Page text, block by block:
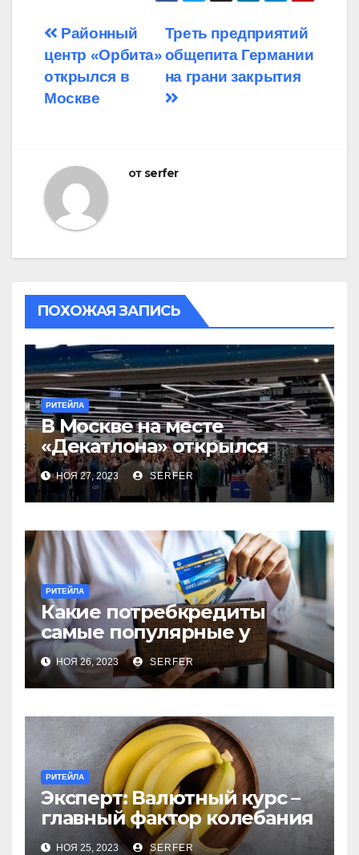
Навигация
по
записям
Треть предприятий
общепита Германии
на грани закрытия
Районный
центр «Орбита»
открылся в
Москве
от serfer
ПОХОЖАЯ ЗАПИСЬ
РИТЕЙЛА
В Москве на месте
«Декатлона» открылся
первый Desport
НОЯ 27, 2023 SERFER
РИТЕЙЛА
Какие потребкредиты
самые популярные у
россиян?
НОЯ 26, 2023 SERFER
РИТЕЙЛА
Эксперт: Валютный курс –
главный фактор колебания
цен на бананы в РФ
НОЯ 25, 2023 SERFER